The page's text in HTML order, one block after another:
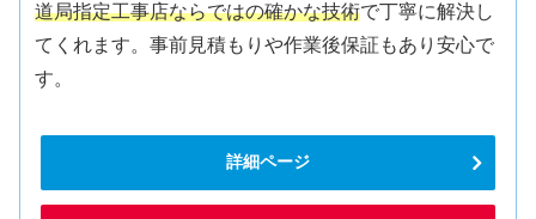
道局指定工事店ならではの確かな技術で丁寧に解決し
てくれます。事前見積もりや作業後保証もあり安心で
す。
詳細ページ